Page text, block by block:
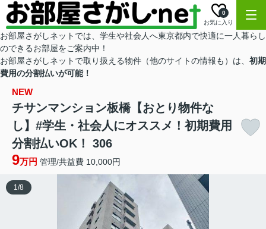
お気に入り
0
お部屋さがしネットでは、学生や社会人へ東京都内で快適に一人暮らし
のできるお部屋をご案内中！
お部屋さがしネットで取り扱える物件（他のサイトの情報も）は、 初期
費用の分割払いが可能！
NEW
チサンマンション板橋【おとり物件な
し】#学生・社会人にオススメ！初期費用
分割払いOK！ 306
9万円 管理/共益費 10,000円
1/8